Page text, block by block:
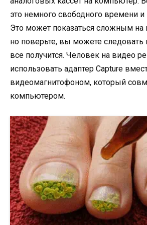
это немного свободного времени и
Это может показаться сложным на
но поверьте, вы можете следовать
все получится. Человек на видео
использовать адаптер Capture
видеомагнитофоном, который
компьютером.